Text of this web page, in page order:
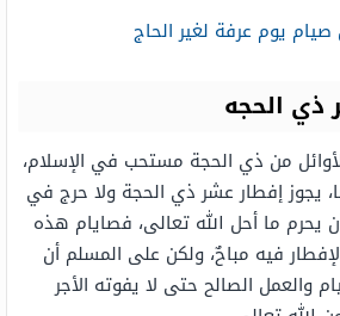
يوم عرفة لغير الحاج
ذي الحجه
من ذي الحجة مستحب في الإسلام،
يجوز إفطار عشر ذي الحجة ولا حرج في
يحرم ما أحل الله تعالى، فصايام هذه
فيه مباحٌ، ولكن على المسلم أن
والعمل الصالح حتى لا يفوته الأجر